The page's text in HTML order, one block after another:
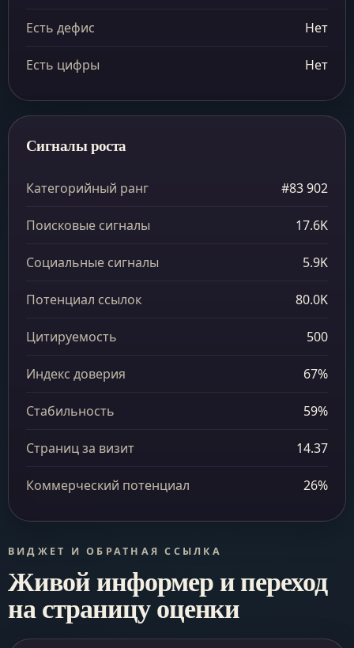
Есть дефис Нет
Есть цифры Нет
Сигналы роста
Категорийный ранг #83 902
Поисковые сигналы 17.6K
Социальные сигналы 5.9K
Потенциал ссылок 80.0K
Цитируемость 500
Индекс доверия 67%
Стабильность 59%
Страниц за визит 14.37
Коммерческий потенциал 26%
ВИДЖЕТ И ОБРАТНАЯ ССЫЛКА
Живой информер и переход
на страницу оценки